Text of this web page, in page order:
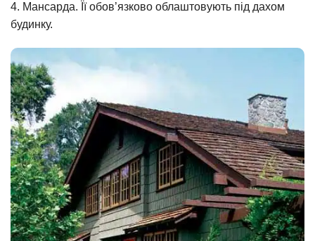
4. Мансарда. Її обов’язково облаштовують під дахом
будинку.